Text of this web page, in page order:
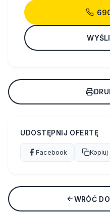
UDOSTĘPNIJ OFERTĘ
Facebook Kopiuj
WRÓĆ